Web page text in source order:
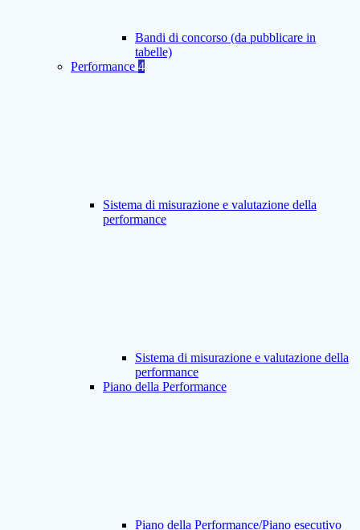
Bandi di concorso (da pubblicare in
tabelle)
Performance 4
Sistema di misurazione e valutazione della
performance
Sistema di misurazione e valutazione della
performance
Piano della Performance
Piano della Performance/Piano esecutivo